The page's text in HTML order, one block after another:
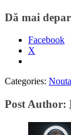
Dă mai
Facebook
X
Categories:
Post Author: